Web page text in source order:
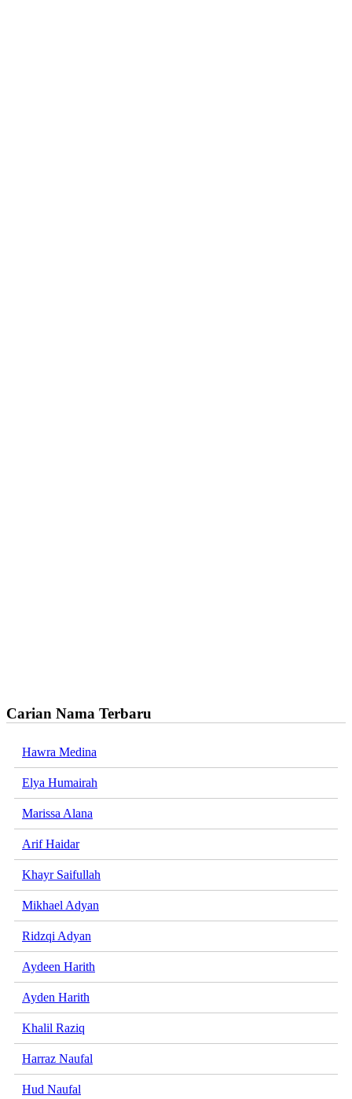
Carian Nama Terbaru
Hawra Medina
Elya Humairah
Marissa Alana
Arif Haidar
Khayr Saifullah
Mikhael Adyan
Ridzqi Adyan
Aydeen Harith
Ayden Harith
Khalil Raziq
Harraz Naufal
Hud Naufal